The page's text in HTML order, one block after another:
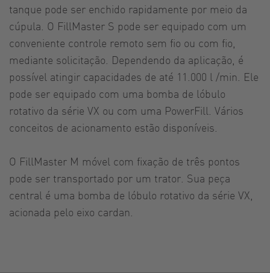
tanque pode ser enchido rapidamente por meio da
cúpula. O FillMaster S pode ser equipado com um
conveniente controle remoto sem fio ou com fio,
mediante solicitação. Dependendo da aplicação, é
possível atingir capacidades de até 11.000 l /min. Ele
pode ser equipado com uma bomba de lóbulo
rotativo da série VX ou com uma PowerFill. Vários
conceitos de acionamento estão disponíveis.
O FillMaster M móvel com fixação de três pontos
pode ser transportado por um trator. Sua peça
central é uma bomba de lóbulo rotativo da série VX,
acionada pelo eixo cardan.